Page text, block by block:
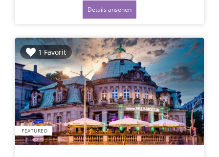
Details ansehen
1 Favorit
FEATURED